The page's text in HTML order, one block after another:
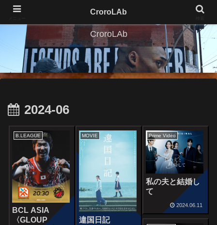
CroroLAb
2024-06
B.LEAGUE
BCL ASIA
〈GLOUP
MOVIE
違国日記
Prime Video
私の夫と結婚し
て
2024.06.11
CroroLAb